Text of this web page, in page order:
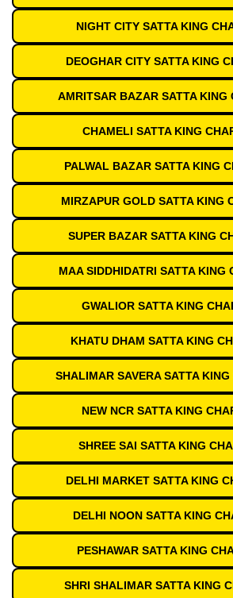
NIGHT CITY SATTA KING
DEOGHAR CITY SATTA KING
AMRITSAR BAZAR SATTA KING
CHAMELI SATTA KING
PALWAL BAZAR SATTA KING
MIRZAPUR GOLD SATTA KING
SUPER BAZAR SATTA KING
MAA SIDDHIDATRI SATTA KING
GWALIOR SATTA KING
KHATU DHAM SATTA KING
SHALIMAR SAVERA SATTA
NEW NCR SATTA KING
SHREE SAI SATTA KING
DELHI MARKET SATTA KING
DELHI NOON SATTA KING
PESHAWAR SATTA KING
SHRI SHALIMAR SATTA KING